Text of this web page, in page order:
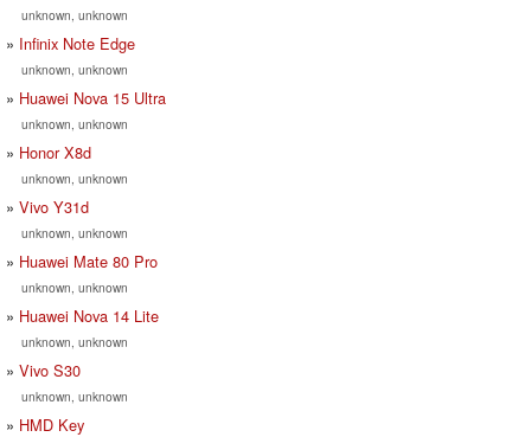
unknown, unknown
Infinix Note Edge
unknown, unknown
Huawei Nova 15 Ultra
unknown, unknown
Honor X8d
unknown, unknown
Vivo Y31d
unknown, unknown
Huawei Mate 80 Pro
unknown, unknown
Huawei Nova 14 Lite
unknown, unknown
Vivo S30
unknown, unknown
HMD Key